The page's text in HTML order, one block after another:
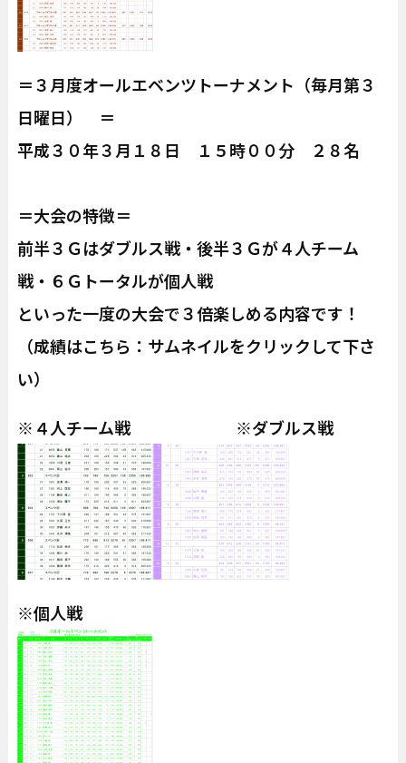
＝３月度オールエベンツトーナメント（毎月第３
日曜日） ＝
平成３０年３月１８日 １５時００分 ２８名
＝大会の特徴＝
前半３Ｇはダブルス戦・後半３Ｇが４人チーム
戦・６Ｇトータルが個人戦
といった一度の大会で３倍楽しめる内容です！
（成績はこちら：サムネイルをクリックして下さ
い）
※４人チーム戦 ※ダブルス戦
※個人戦